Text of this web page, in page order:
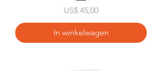
Prijs
US$ 45,00
In winkelwagen